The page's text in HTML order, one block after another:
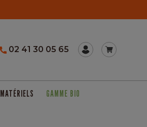
02 41 30 05 65
MATÉRIELS GAMME BIO